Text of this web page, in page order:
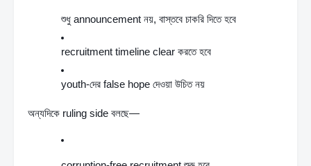
শুধু announcement নয়, বাস্তবে চাকরি দিতে হবে
recruitment timeline clear করতে হবে
youth-দের false hope দেওয়া উচিত নয়
অন্যদিকে ruling side বলছে—